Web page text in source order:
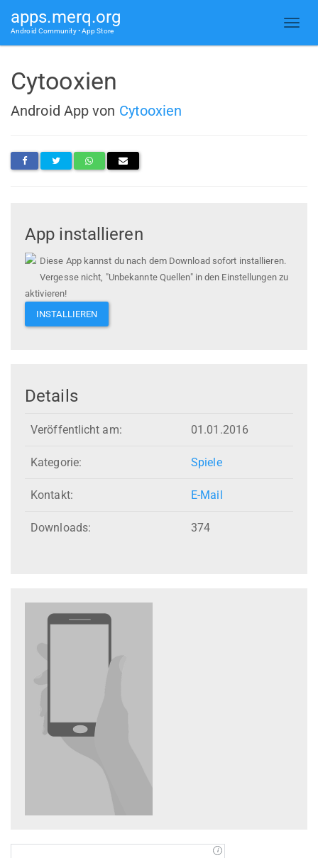
apps.merq.org
Android Community • App Store
Cytooxien
Android App von Cytooxien
App installieren
Diese App kannst du nach dem Download sofort installieren.
Vergesse nicht, "Unbekannte Quellen" in den Einstellungen zu
aktivieren!
INSTALLIEREN
Details
Veröffentlicht am: 01.01.2016
Kategorie: Spiele
Kontakt: E-Mail
Downloads: 374